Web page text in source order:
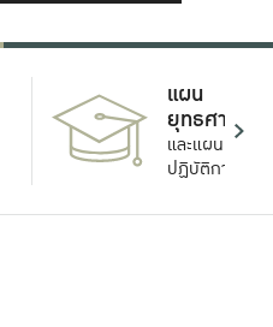
แผน
ยุทธศาสตร์
และแผน
ปฏิบัติการ